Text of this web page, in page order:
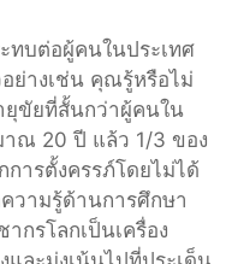
ทบต่อผู้คนในประเทศ
ย่างเช่น คุณรู้หรือไม่
ยุขัยที่สั้นกว่าผู้คนใน
าณ 20 ปี แล้ว 1/3 ของ
การตั้งครรภ์โดยไม่ได้
วามรู้ด้านการศึกษา
กรโลกเป็นเครื่อง